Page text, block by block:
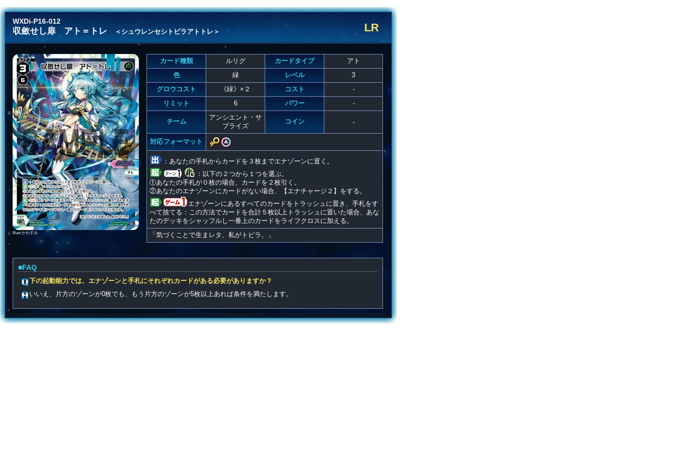
WXDi-P16-012
収斂せし扉 アト＝トレ ＜シュウレンセシトビラアトトレ＞ LR
Illust かわすみ
カード種類 ルリグ カードタイプ
アト
色
緑 レベル
3
グロウコスト
《緑》×２ コスト
-
リミット
6 パワー -
チーム
アンシエント・サ
プライズ
コイン -
対応フォーマット
：あなたの手札からカードを３枚までエナゾーンに置く。
：以下の２つから１つを選ぶ。
①あなたの手札が０枚の場合、カードを２枚引く。
②あなたのエナゾーンにカードがない場合、【エナチャージ２】をする。
エナゾーンにあるすべてのカードをトラッシュに置き、手札をす
べて捨てる：この方法でカードを合計５枚以上トラッシュに置いた場合、あな
たのデッキをシャッフルし一番上のカードをライフクロスに加える。
「気づくことで生まレタ、私がトビラ。」
■FAQ
下の起動能力では、エナゾーンと手札にそれぞれカードがある必要がありますか？
いいえ、片方のゾーンが0枚でも、もう片方のゾーンが5枚以上あれば条件を満たします。